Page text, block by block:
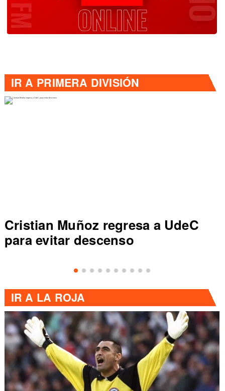
IR A PRIMERA DIVISIÓN
Cristian Muñoz regresa a UdeC
para evitar descenso
IR A LA ROJA